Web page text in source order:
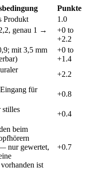
Punkte
Produkt
1.0
genau 1 →
+0 to
+2.2
mit 3,5 mm
+0 to
+1.4
+2.2
für
+0.8
stilles
+0.4
beim
nur gewertet,
ist
+0.7